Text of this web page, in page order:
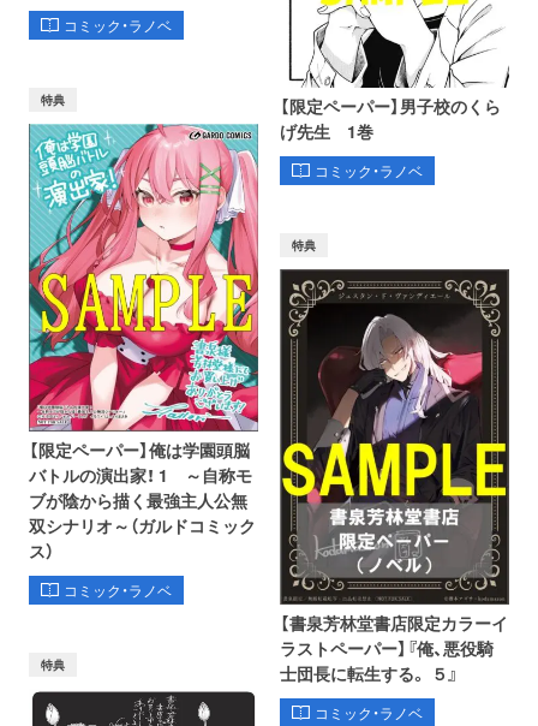
コミック・ラノベ
【限定ペーパー】男子校のくら
げ先生 1巻
コミック・ラノベ
特典
【限定ペーパー】俺は学園頭脳
バトルの演出家！ 1 ～自称モ
ブが陰から描く最強主人公無
双シナリオ～（ガルドコミック
ス）
コミック・ラノベ
特典
【書泉芳林堂書店限定カラーイ
ラストペーパー】『俺、悪役騎
士団長に転生する。 ５』
コミック・ラノベ
特典